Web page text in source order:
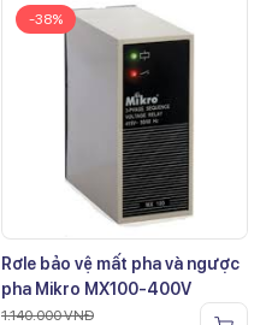
-38%
Rơle bảo vệ mất pha và ngược
pha Mikro MX100-400V
1.140.000VNĐ